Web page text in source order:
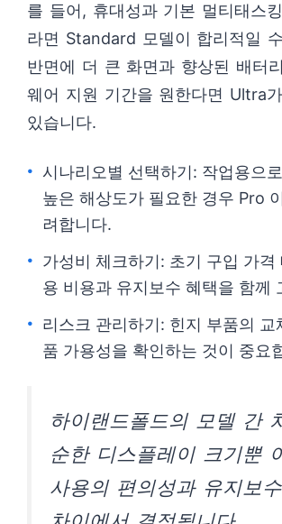
를 들어, 휴대성과 기본 멀티태스
라면 Standard 모델이 합리적일
반면에 더 큰 화면과 향상된 배터
웨어 지원 기간을 원한다면 Ultra
있습니다.
시나리오별 선택하기: 작업용으
높은 해상도가 필요한 경우 Pro
려합니다.
가성비 체크하기: 초기 구입 가격
용 비용과 유지보수 혜택을 함께
리스크 관리하기: 힌지 부품의 교
품 가용성을 확인하는 것이 중요
하이랜드폴드의 모델 간
순한 디스플레이 크기뿐
사용의 편의성과 유지보